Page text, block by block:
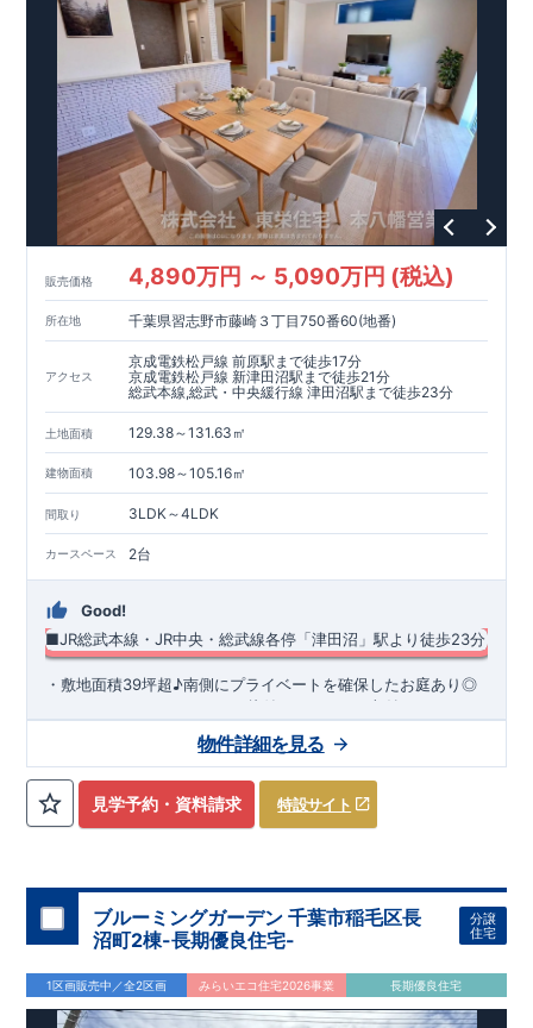
■メンテナンスフリー
現地案内予約受付中詳細やご見学など、お気軽にお問合せ下さ
い♪ 東栄住宅 本八幡営業所 TEL:047-377-6220
販売価格 4,890万円 ～ 5,090万円 (税込)
所在地 千葉県習志野市藤崎３丁目750番60(地番)
アクセス
京成電鉄松戸線 前原駅まで徒歩17分
京成電鉄松戸線 新津田沼駅まで徒歩21分
総武本線,総武・中央緩行線 津田沼駅まで徒歩23分
土地面積 129.38～131.63㎡
建物面積 103.98～105.16㎡
間取り 3LDK～4LDK
カースペース 2台
Good!
■JR総武本線・JR中央・総武線各停「津田沼」駅より徒歩23分
​・敷地面積39坪超♪南側にプライベートを確保したお庭あり◎
・キッチンまわりがすっきり片付くパントリー収納 ・スマート
たら嬉しい土間収納を採用！ ​・共働き世帯に大活躍の宅配ボッ
校 約1,200m(徒歩約15分)【買物施設】 ◎ マルエツ 大久保駅
前店 約1,900m(徒歩約23分） ◎ NEXMART01 GO 約
■第三者機関が設計・建物検査(全四回)を実施 ■税制優遇あり
4分野6項目で最高等級を取得!
□ 構造の安定 (耐風等級2・耐震等級3) □ 劣化の軽減 (劣化対
策等級3) □ 維持管理への配慮 (維持管理対策等級3) □ 空気環
境 (ホルムアルデヒド発散等級3)
快適に長く住める住宅
【長期優良住宅】■国の定める7つの技術基準をクリア ■税制
優遇あり【東栄セーフティーダンパー標準装備】■制震ダンパ
見学予約・資料請求 特設サイト
物件詳細を見る
ブルーミングガーデン 千葉市稲毛区長
沼町2棟-長期優良住宅-
分譲
住宅
1区画販売中／全2区画 みらいエコ住宅2026事業 長期優良住宅